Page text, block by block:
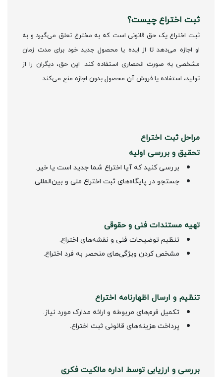
ثبت اختراع چیست؟
ثبت اختراع یک حق قانونی است که به مخترع تعلق می‌گیرد و به
او اجازه می‌دهد تا از ایده یا محصول جدید خود برای مدت زمان
مشخصی به صورت انحصاری استفاده کند. این حق، دیگران را از
تولید، استفاده یا فروش آن محصول بدون اجازه منع می‌کند.
مراحل ثبت اختراع
تحقیق و بررسی اولیه
بررسی کنید که آیا اختراع شما جدید است یا خیر.
جستجو در پایگاه‌های ثبت اختراع ملی و بین‌المللی.
تهیه مستندات فنی و حقوقی
تنظیم توضیحات فنی و نقشه‌های اختراع.
مشخص کردن ویژگی‌های منحصر به فرد اختراع.
تنظیم و ارسال اظهارنامه اختراع
تکمیل فرم‌های مربوطه و ارائه مدارک مورد نیاز.
پرداخت هزینه‌های قانونی ثبت اختراع.
بررسی و ارزیابی توسط اداره مالکیت فکری